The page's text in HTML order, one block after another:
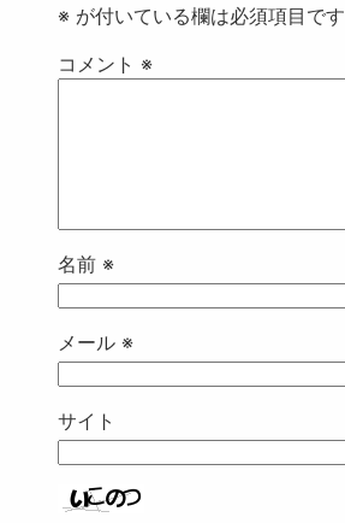
※ が付いている欄は必須項目です
コメント ※
名前 ※
メール ※
サイト